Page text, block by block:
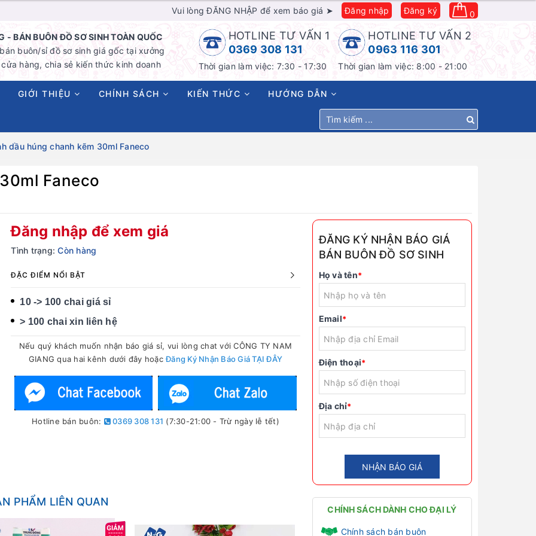
Vui lòng ĐĂNG NHẬP để xem báo giá ➤ Đăng nhập Đăng ký 0
- BÁN BUÔN ĐỒ SƠ SINH TOÀN QUỐC
buôn/sỉ đồ sơ sinh giá gốc tại xưởng
hàng, chia sẻ kiến thức kinh doanh
HOTLINE TƯ VẤN 1
0369 308 131
Thời gian làm việc: 7:30 - 17:30
HOTLINE TƯ VẤN 2
0963 116 301
Thời gian làm việc: 8:00 - 21:00
GIỚI THIỆU CHÍNH SÁCH KIẾN THỨC HƯỚNG DẪN
dầu húng chanh kẽm 30ml Faneco
Faneco
Đăng nhập để xem giá
Tình trạng: Còn hàng
ĐẶC ĐIỂM NỔI BẬT
10 -> 100 chai giá sỉ
> 100 chai xin liên hệ
Nếu quý khách muốn nhận báo giá sỉ, vui lòng chat với CÔNG TY NAM
GIANG qua hai kênh dưới đây hoặcĐăng Ký Nhận Báo Giá TẠI ĐÂY
Hotline bán buôn: 0369 308 131 (7:30-21:00 - Trừ ngày lễ tết)
PHẨM LIÊN QUAN
ĐĂNG KÝ NHẬN BÁO GIÁ
BÁN BUÔN ĐỒ SƠ SINH
Họ và tên*
Email*
Điện thoại*
Địa chỉ*
NHẬN BÁO GIÁ
CHÍNH SÁCH DÀNH CHO ĐẠI LÝ
Chính sách bán buôn